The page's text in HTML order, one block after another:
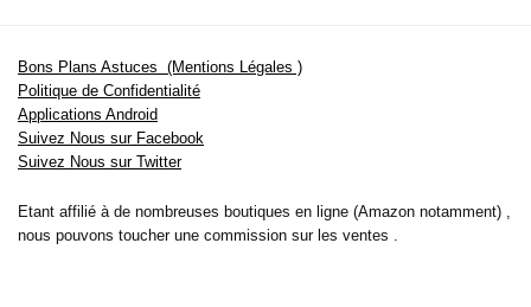
Bons Plans Astuces (Mentions Légales )
Politique de Confidentialité
Applications Android
Suivez Nous sur Facebook
Suivez Nous sur Twitter
Etant affilié à de nombreuses boutiques en ligne (Amazon notamment) ,
nous pouvons toucher une commission sur les ventes .